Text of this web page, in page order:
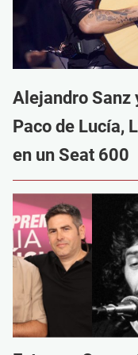
Alejandro Sanz
Paco de Lucía,
en un Seat 600